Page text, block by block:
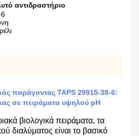
αντιδραστήριο
παράγοντας TAPS 29915-38-6:
σε πειράματα υψηλού pH
βιολογικά πειράματα, τα
διαλύματος είναι το βασικό